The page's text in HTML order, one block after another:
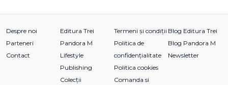
Despre noi
Parteneri
Contact
Editura Trei
Pandora M
Lifestyle
Publishing
Colecții
Termeni și condiții
Politica de
confidențialitate
Politica cookies
Comanda si
Blog Editura Trei
Blog Pandora M
Newsletter